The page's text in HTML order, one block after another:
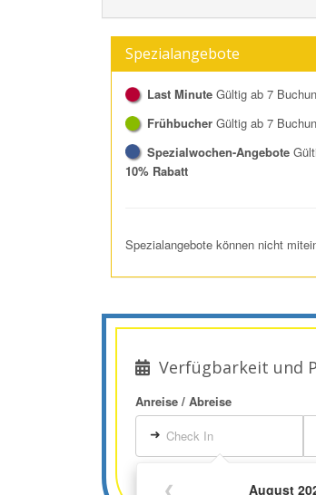
Spezialangebote
Last Minute Gültig ab 7
Frühbucher Gültig ab 7
Spezialwochen-Angebote
10% Rabatt
Spezialangebote können nicht
Verfügbarkeit und
Anreise / Abreise
➜ Check In
❮
August